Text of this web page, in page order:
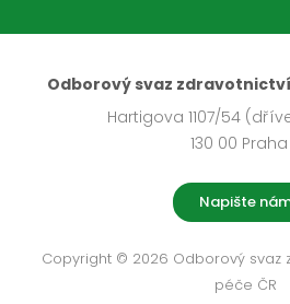
Odborový svaz zdravotnictví
Hartigova 1107/54
130 00
Napište
Copyright © 2026 Odborový svaz
péče ČR